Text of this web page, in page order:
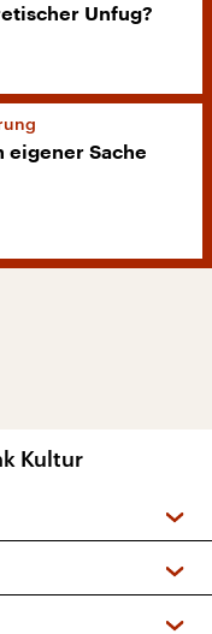
Unfug?
eigener Sache
Kultur